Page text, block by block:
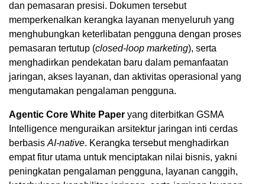
dan pemasaran presisi. Dokumen tersebut
memperkenalkan kerangka layanan menyeluruh yang
menghubungkan keterlibatan pengguna dengan proses
pemasaran tertutup (closed-loop marketing), serta
menghadirkan pendekatan baru dalam pemanfaatan
jaringan, akses layanan, dan aktivitas operasional yang
mengutamakan pengalaman pengguna.
Agentic Core White Paper yang diterbitkan GSMA
Intelligence menguraikan arsitektur jaringan inti cerdas
berbasis AI-native. Kerangka tersebut menghadirkan
empat fitur utama untuk menciptakan nilai bisnis, yakni
peningkatan pengalaman pengguna, layanan canggih,